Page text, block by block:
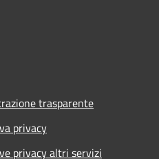
trasparente
privacy
privacy altri servizi